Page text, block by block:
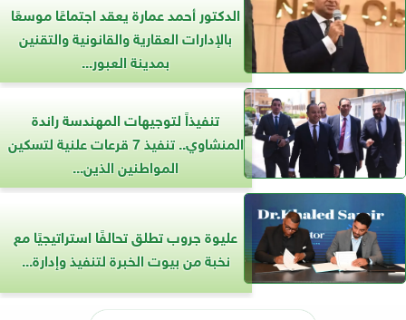
الدكتور أحمد عمارة يعقد اجتماعًا موسعًا
بالإدارات العقارية والقانونية والتقنين
بمدينة العبور...
تنفيذاً لتوجيهات المهندسة راندة
المنشاوي.. تنفيذ 7 قرعات علنية لتسكين
المواطنين الذين...
عليوة جروب تطلق تحالفًا استراتيجيًا مع
نخبة من بيوت الخبرة لتنفيذ وإدارة...